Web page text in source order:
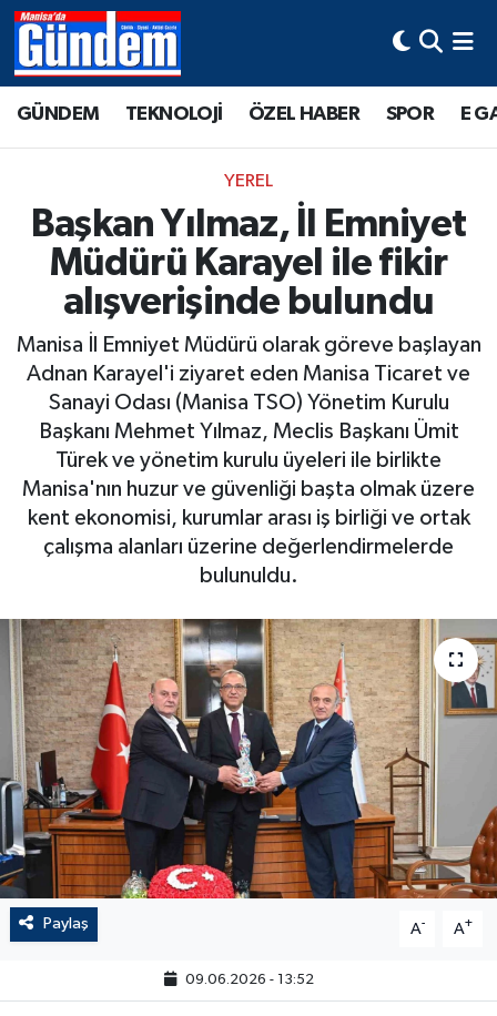
GÜNDEM TEKNOLOJİ ÖZEL HABER SPOR E
YEREL
Başkan Yılmaz, İl Emniyet
Müdürü Karayel ile fikir
alışverişinde bulundu
Manisa İl Emniyet Müdürü olarak göreve başlayan
Adnan Karayel'i ziyaret eden Manisa Ticaret ve
Sanayi Odası (Manisa TSO) Yönetim Kurulu
Başkanı Mehmet Yılmaz, Meclis Başkanı Ümit
Türek ve yönetim kurulu üyeleri ile birlikte
Manisa'nın huzur ve güvenliği başta olmak üzere
kent ekonomisi, kurumlar arası iş birliği ve ortak
çalışma alanları üzerine değerlendirmelerde
bulunuldu.
Paylaş A- A+
09.06.2026 - 13:52
Manisa Hava Durumu
Süper Lig Puan Durumu ve Fikstür
Tüm Manşetler
Son Dakika Haberleri
Haber Arşivi